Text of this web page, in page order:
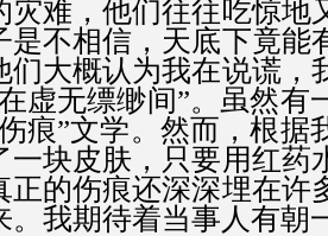
灾难，他们往往吃惊地
是不相信，天底下竟能
们大概认为我在说谎，
虚无缥缈间”。虽然有
痕”文学。然而，根据
一块皮肤，只要用红药
正的伤痕还深深埋在许
。我期待着当事人有朝